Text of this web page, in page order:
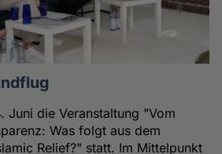
Juni die Veranstaltung "Vom
Was folgt aus dem
Relief?" statt. Im Mittelpunkt